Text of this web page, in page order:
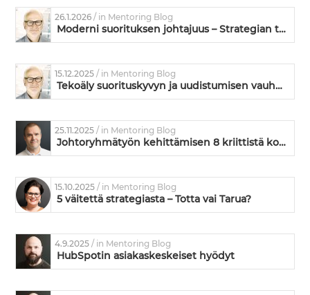
26.1.2026/ in Mentoring Blog
Moderni suorituksen johtajuus – Strategian toimeenpanoa ja kyvykkyyden kehittämistä
15.12.2025/ in Mentoring Blog
Tekoäly suorituskyvyn ja uudistumisen vauhdittajana
25.11.2025/ in Mentoring Blog
Johtoryhmätyön kehittämisen 8 kriittistä kohtaa – missä kunnossa on teidän johtoryhmänne?
15.10.2025/ in Mentoring Blog
5 väitettä strategiasta – Totta vai Tarua?
4.9.2025/ in Mentoring Blog
HubSpotin asiakaskeskeiset hyödyt